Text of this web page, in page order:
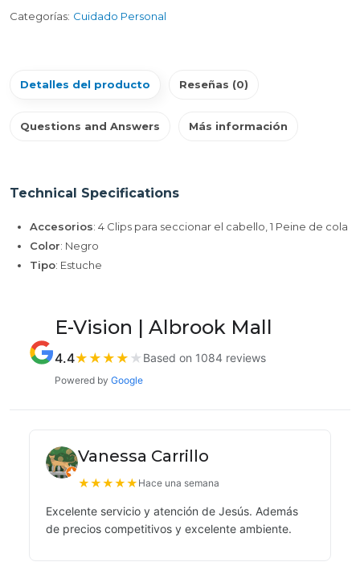
Categorías: Cuidado Personal
Detalles del producto Reseñas (0)
Questions and Answers Más información
Technical Specifications
Accesorios: 4 Clips para seccionar el cabello, 1 Peine de cola
Color: Negro
Tipo: Estuche
E-Vision | Albrook Mall
4.4★ ★ ★ ★ ★ Based on 1084 reviews
Powered by Google
Vanessa Carrillo
★★★★★ Hace una semana
Excelente servicio y atención de Jesús. Además
de precios competitivos y excelente ambiente.